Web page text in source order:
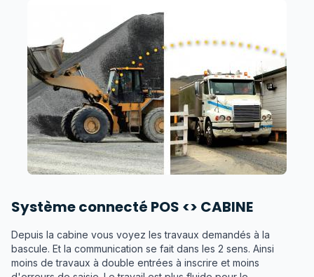
Système connecté POS <> CABINE
Depuis la cabine vous voyez les travaux demandés à la
bascule. Et la communication se fait dans les 2 sens. Ainsi
moins de travaux à double entrées à inscrire et moins